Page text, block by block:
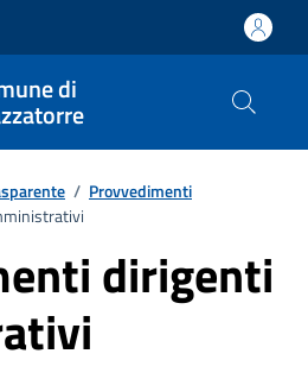
di
/ Provvedimenti
dirigenti